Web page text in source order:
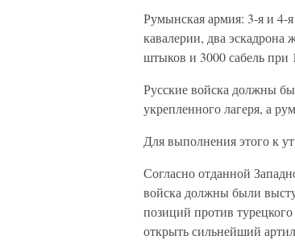
Румынская армия: 3-я и 4-
кавалерии, два эскадрона
штыков и 3000 сабель при
Русские войска должны
укрепленного лагеря, а
Для выполнения этого к
Согласно отданной
войска должны были
позиций против
открыть сильнейший